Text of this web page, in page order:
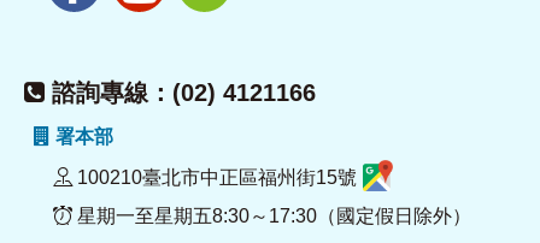
諮詢專線：(02) 4121166
署本部
100210臺北市中正區福州街15號
星期一至星期五8:30～17:30（國定假日除外）